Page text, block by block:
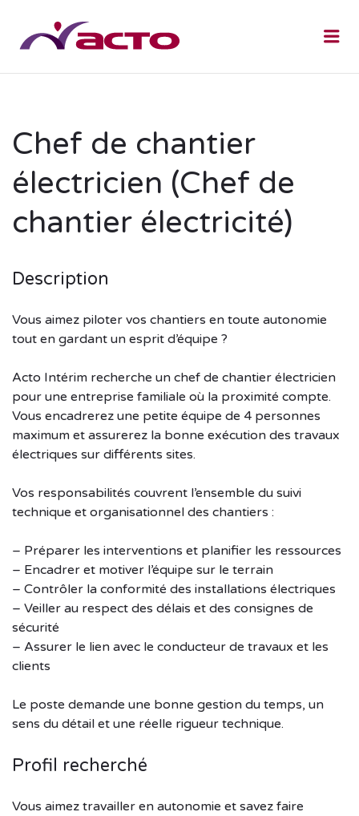
Chef de chantier
électricien (Chef de
chantier électricité)
Description
Vous aimez piloter vos chantiers en toute autonomie
tout en gardant un esprit d’équipe ?
Acto Intérim recherche un chef de chantier électricien
pour une entreprise familiale où la proximité compte.
Vous encadrerez une petite équipe de 4 personnes
maximum et assurerez la bonne exécution des travaux
électriques sur différents sites.
Vos responsabilités couvrent l’ensemble du suivi
technique et organisationnel des chantiers :
– Préparer les interventions et planifier les ressources
– Encadrer et motiver l’équipe sur le terrain
– Contrôler la conformité des installations électriques
– Veiller au respect des délais et des consignes de
sécurité
– Assurer le lien avec le conducteur de travaux et les
clients
Le poste demande une bonne gestion du temps, un
sens du détail et une réelle rigueur technique.
Profil recherché
Vous aimez travailler en autonomie et savez faire